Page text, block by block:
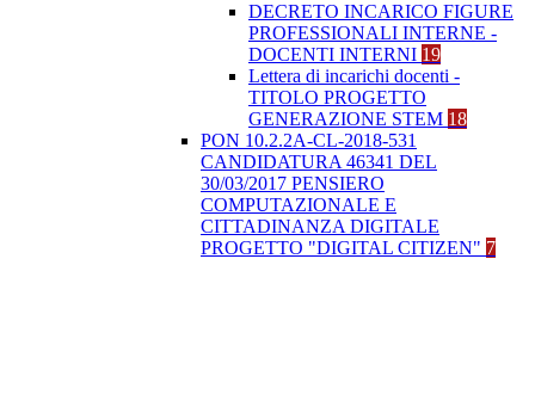
DECRETO INCARICO FIGURE
PROFESSIONALI INTERNE -
DOCENTI INTERNI 19
Lettera di incarichi docenti -
TITOLO PROGETTO
GENERAZIONE STEM 18
PON 10.2.2A-CL-2018-531
CANDIDATURA 46341 DEL
30/03/2017 PENSIERO
COMPUTAZIONALE E
CITTADINANZA DIGITALE
PROGETTO "DIGITAL CITIZEN" 7